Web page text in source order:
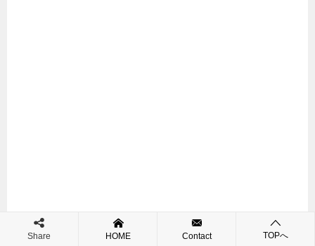
Share HOME Contact TOPへ